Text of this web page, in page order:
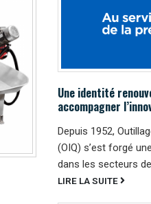
Une identité
accompagner
Depuis 1952,
(OIQ) s’est forgé
dans les secteurs
LIRE LA SUITE